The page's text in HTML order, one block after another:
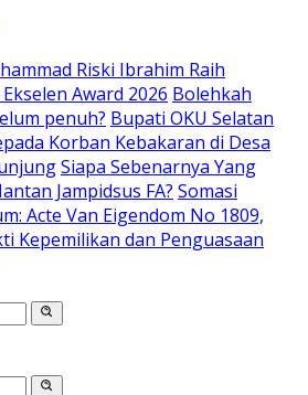
Riski Ibrahim Raih
Award 2026 Bolehkah
penuh? Bupati OKU Selatan
Korban Kebakaran di Desa
Siapa Sebenarnya Yang
Jampidsus FA? Somasi
Acte Van Eigendom No 1809,
Kepemilikan dan Penguasaan